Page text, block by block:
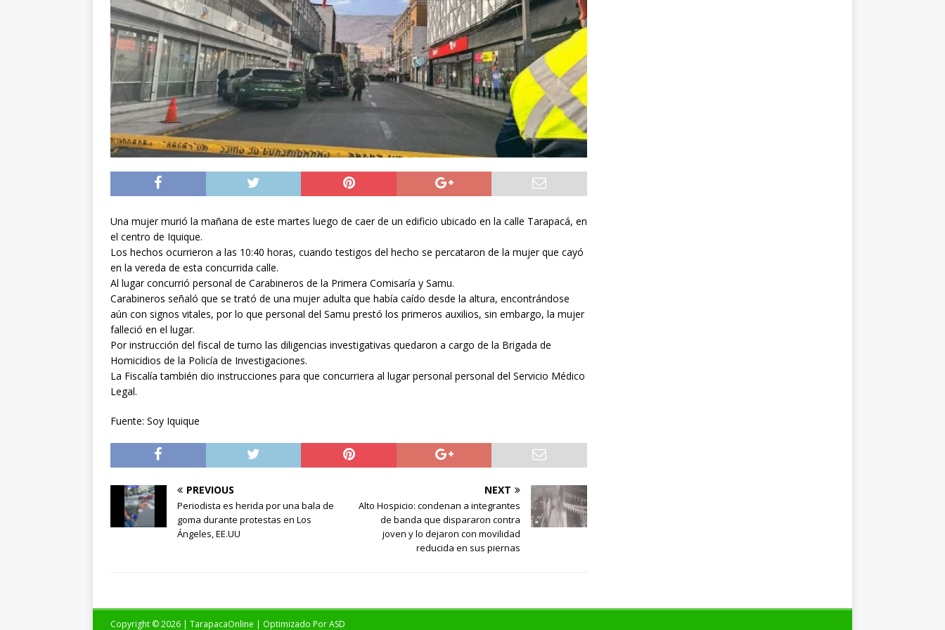
[ 07/08/2026 ] Chile y Venezuela reactivan oficialmente sus relaciones consulares tras
intercambio diplomático
NACIONAL
[ 07/08/2026 ] Qué se sabe del grave accidente vehicular que sufrió Nelson Tapia:
conducía en estado de ebriedad
DEPORTES
[ 08/08/2026 ] Alerta preventiva para la Región de Tarapacá IQUIQUE
Una mujer murió la mañana de este martes luego de caer de un edificio ubicado en la calle Tarapacá, en
el centro de Iquique.
Los hechos ocurrieron a las 10:40 horas, cuando testigos del hecho se percataron de la mujer que cayó
en la vereda de esta concurrida calle.
Al lugar concurrió personal de Carabineros de la Primera Comisaría y Samu.
Carabineros señaló que se trató de una mujer adulta que había caído desde la altura, encontrándose
aún con signos vitales, por lo que personal del Samu prestó los primeros auxilios, sin embargo, la mujer
falleció en el lugar.
Por instrucción del fiscal de turno las diligencias investigativas quedaron a cargo de la Brigada de
Homicidios de la Policía de Investigaciones.
La Fiscalía también dio instrucciones para que concurriera al lugar personal personal del Servicio Médico
Legal.
Fuente: Soy Iquique
PREVIOUS
Periodista es herida por una bala de
goma durante protestas en Los
Ángeles, EE.UU
NEXT
Alto Hospicio: condenan a integrantes
de banda que dispararon contra
joven y lo dejaron con movilidad
reducida en sus piernas
Copyright © 2026 | TarapacaOnline | Optimizado PorASD